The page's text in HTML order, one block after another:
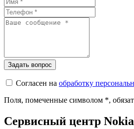
Согласен на обработку
Поля, помеченные символом *,
Сервисный центр